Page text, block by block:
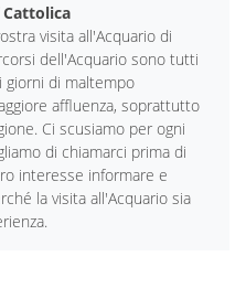
visita all'Acquario di
dell'Acquario sono tutti
giorni di maltempo
affluenza, soprattutto
Ci scusiamo per ogni
di chiamarci prima di
interesse informare e
la visita all'Acquario sia